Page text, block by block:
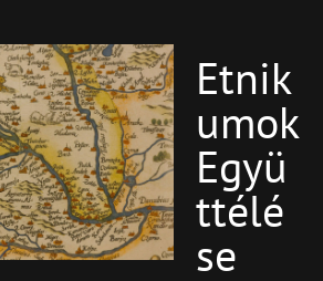
Etnik
Umok
Együ
Ttélé
Se